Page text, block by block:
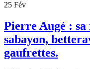
25 Fév
Pierre Augé : sa
sabayon,
gaufrettes.